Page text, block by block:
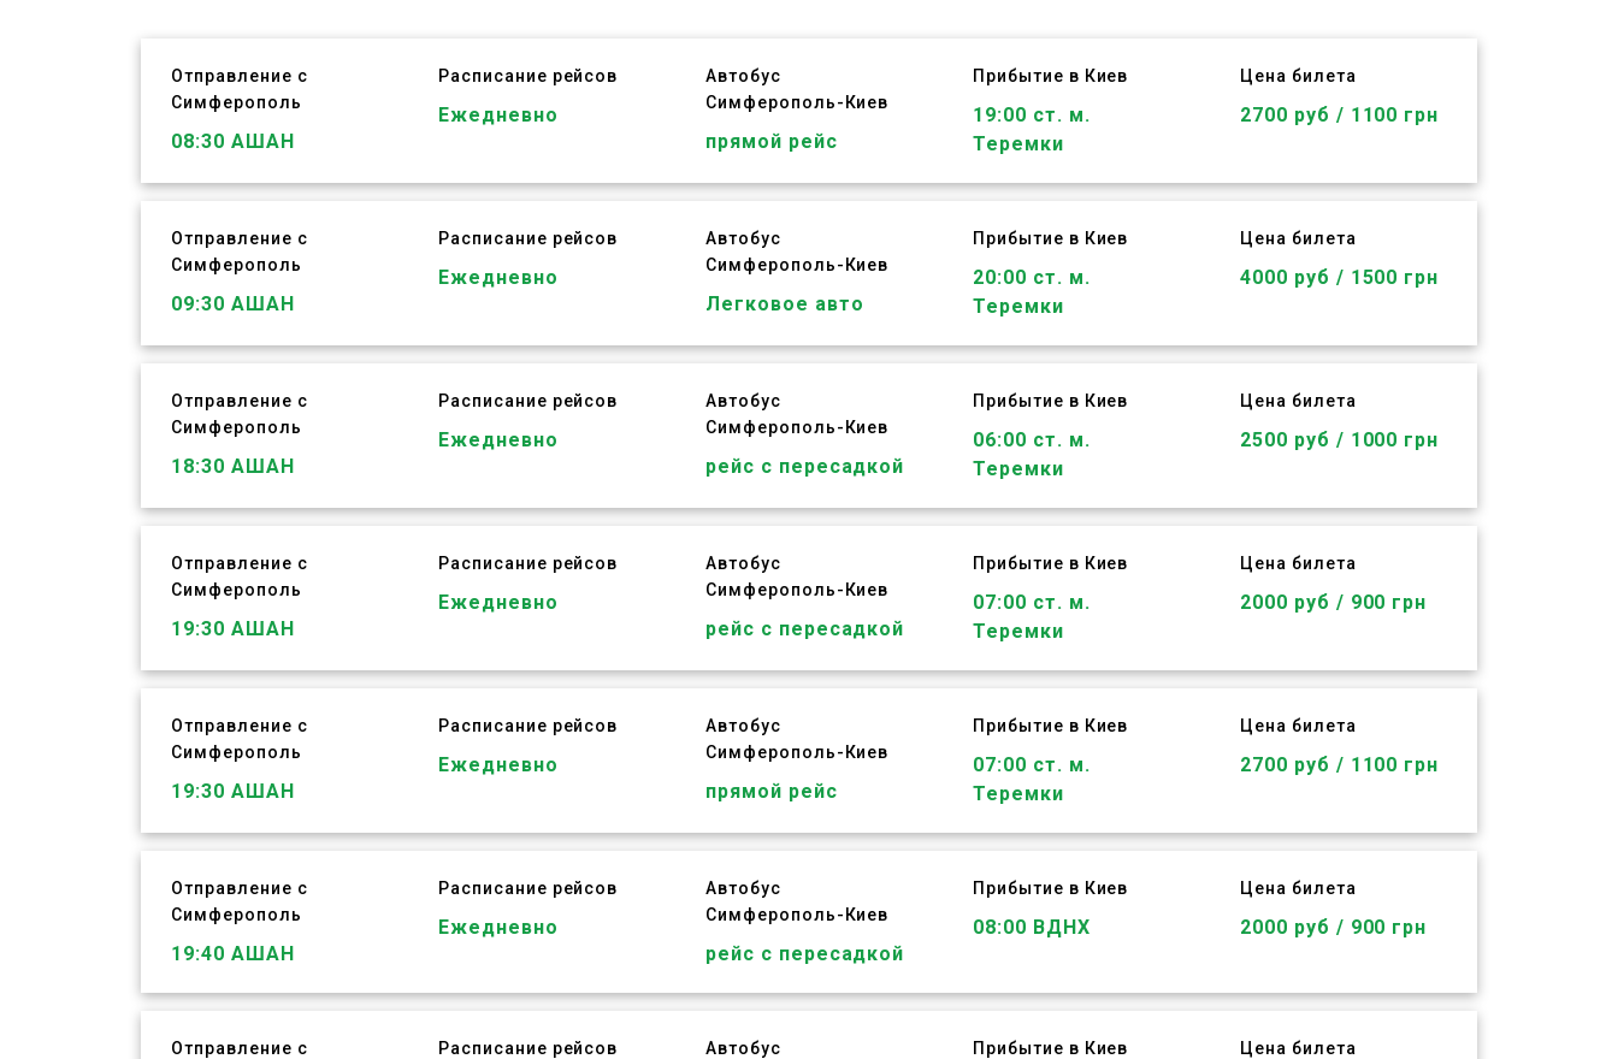
Отправление с
Симферополь
08:30 АШАН
Расписание рейсов
Ежедневно
Автобус
Симферополь- Киев
прямой рейс
Прибытие в Киев
19:00 ст. м.
Теремки
Цена билета
2700 руб / 1100 грн
ЗАБРОНИРОВАТЬ
Отправление с
Симферополь
09:30 АШАН
Расписание рейсов
Ежедневно
Автобус
Симферополь- Киев
Легковое авто
Прибытие в Киев
20:00 ст. м.
Теремки
Цена билета
4000 руб / 1500 грн
ЗАБРОНИРОВАТЬ
Отправление с
Симферополь
18:30 АШАН
Расписание рейсов
Ежедневно
Автобус
Симферополь- Киев
рейс с пересадкой
Прибытие в Киев
06:00 ст. м.
Теремки
Цена билета
2500 руб / 1000 грн
ЗАБРОНИРОВАТЬ
Отправление с
Симферополь
19:30 АШАН
Расписание рейсов
Ежедневно
Автобус
Симферополь- Киев
рейс с пересадкой
Прибытие в Киев
07:00 ст. м.
Теремки
Цена билета
2000 руб / 900 грн
ЗАБРОНИРОВАТЬ
Отправление с
Симферополь
19:30 АШАН
Расписание рейсов
Ежедневно
Автобус
Симферополь- Киев
прямой рейс
Прибытие в Киев
07:00 ст. м.
Теремки
Цена билета
2700 руб / 1100 грн
ЗАБРОНИРОВАТЬ
Отправление с
Симферополь
19:40 АШАН
Расписание рейсов
Ежедневно
Автобус
Симферополь- Киев
рейс с пересадкой
Прибытие в Киев
08:00 ВДНХ
Цена билета
2000 руб / 900 грн
ЗАБРОНИРОВАТЬ
Отправление с
Расписание рейсов
Автобус
Прибытие в Киев Цена билета